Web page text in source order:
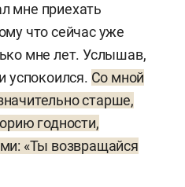
мне приехать
что сейчас уже
мне лет. Услышав,
успокоился. Со мной
старше,
годности,
«Ты возвращайся